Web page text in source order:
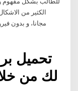
تحميل
لك من